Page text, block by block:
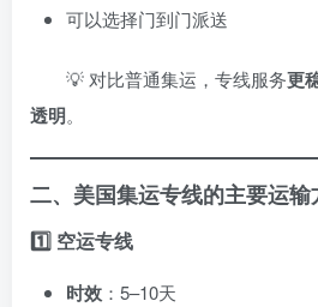
可以选择门到门派送
💡 对比普通集运，专线服务更
透明。
二、美国集运专线的主要运输
1️⃣ 空运专线
时效 ：5–10天